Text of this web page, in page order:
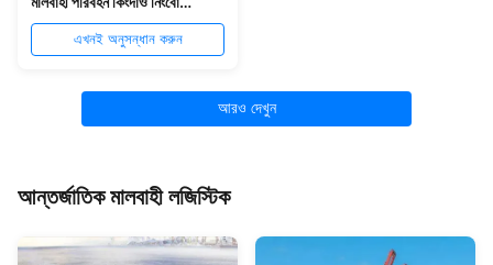
বিশ্বব্যাপী
এখনই অনুসন্ধান করুন
আরও দেখুন
আন্তর্জাতিক মালবাহী লজিস্টিক